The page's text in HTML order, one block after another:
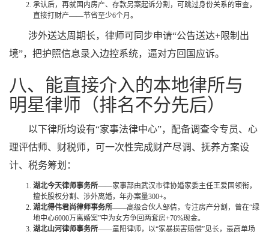
承认后，再就国内房产、存款另案起诉分割，可跳过身份关系的审查，
直接打财产——节省至少6个月。
涉外送达周期长，律师可同步申请“公告送达+限制出
境”，把护照信息录入边控系统，逼对方回国应诉。
八、能直接介入的本地律所与
明星律师（排名不分先后）
以下律所均设有“家事法律中心”，配备调查令专员、心
理评估师、财税师，可一次性完成财产尽调、抚养方案设
计、税务筹划：
湖北今天律师事务所——家事部由武汉市律协婚家委主任王爱国领衔，
擅长股权分割、涉外离婚，年办案量300+。
湖北得伟君尚律师事务所——高级合伙人邹倩，专注房产分割，曾在“绿
地中心6000万离婚案”中为女方争回两套房+70%现金。
湖北山河律师事务所——童阳律师，以“家暴损害赔偿”见长，最高单场